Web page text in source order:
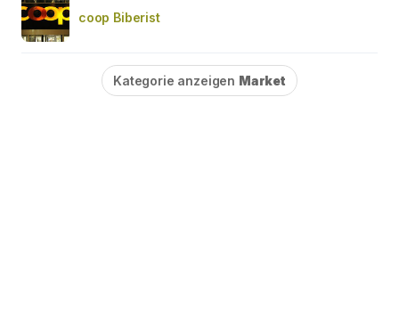
coop Biberist
Kategorie anzeigen Market